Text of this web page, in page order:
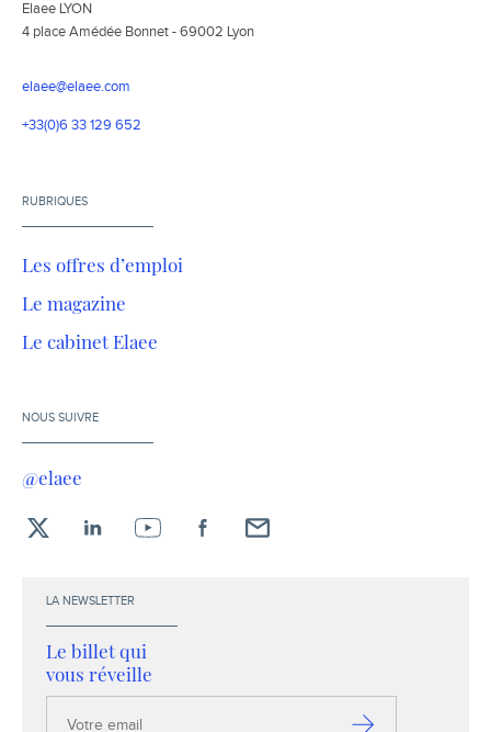
Elaee LYON
4 place Amédée Bonnet - 69002 Lyon
elaee@elaee.com
+33(0)6 33 129 652
RUBRIQUES
Les offres d’emploi
Le magazine
Le cabinet Elaee
NOUS SUIVRE
@elaee
LA NEWSLETTER
Le billet qui
vous réveille
email